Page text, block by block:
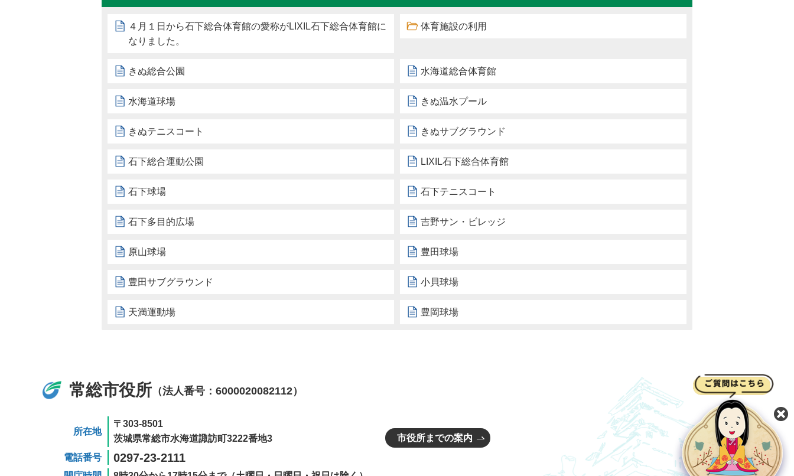
４月１日から石下総合体育館の愛称がLIXIL石下総合体育館に
なりました。
体育施設の利用
きぬ総合公園 水海道総合体育館
水海道球場 きぬ温水プール
きぬテニスコート きぬサブグラウンド
石下総合運動公園 LIXIL石下総合体育館
石下球場 石下テニスコート
石下多目的広場 吉野サン・ビレッジ
原山球場 豊田球場
豊田サブグラウンド 小貝球場
天満運動場 豊岡球場
常総市役所 （法人番号：6000020082112）
所在地
〒303-8501
茨城県常総市水海道諏訪町3222番地3
電話番号
0297-23-2111
市役所までの案内